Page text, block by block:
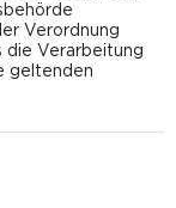
Verordnung
die Verarbeitung
geltenden